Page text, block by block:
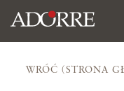
WRÓĆ (STRONA